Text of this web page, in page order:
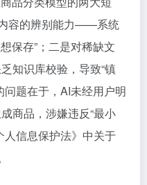
容的辨别能力——系统
保存”；二是对稀缺文
知识库校验，导致“镇
问题在于，AI未经用户明
商品，涉嫌违反“最小
人信息保护法》中关于